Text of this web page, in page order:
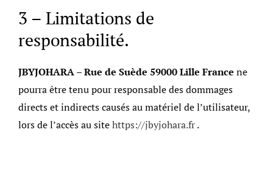
3 – Limitations de
responsabilité.
JBYJOHARA – Rue de Suède 59000 Lille France ne
pourra être tenu pour responsable des dommages
directs et indirects causés au matériel de l’utilisateur,
lors de l’accès au sitehttps://jbyjohara.fr.